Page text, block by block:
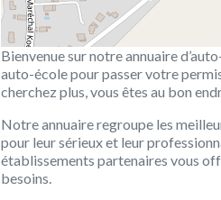
Bienvenue sur notre annuaire
auto-école pour passer votre
cherchez plus, vous êtes au bon
Notre annuaire regroupe les
pour leur sérieux et leur
établissements partenaires vous
besoins.